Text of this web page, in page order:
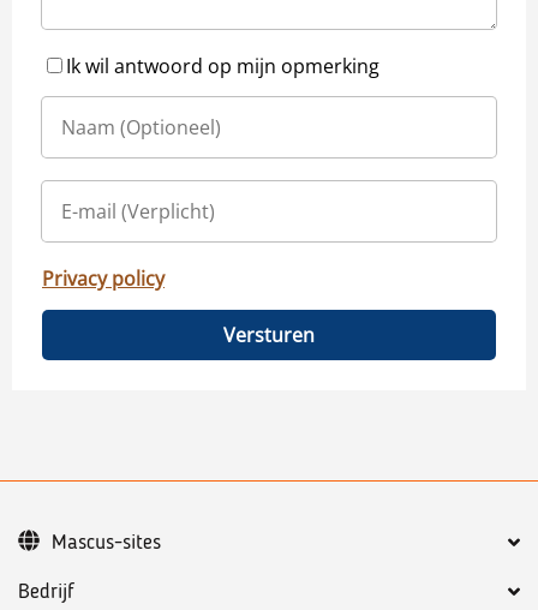
Ik wil antwoord op mijn opmerking
Privacy policy
Versturen
Bedrijf
Mascus-sites